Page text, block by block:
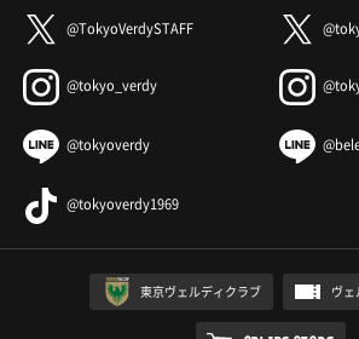
@TokyoVerdySTAFF
@tokyo_verdy
@tokyoverdy
@tokyoverdy1969
東京ヴェルディクラブ ヴ